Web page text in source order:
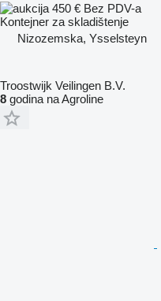
450 € Bez PDV-a
Kontejner za skladištenje
Nizozemska, Ysselsteyn
Troostwijk Veilingen B.V.
8 godina na Agroline